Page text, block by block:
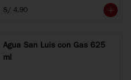
S/ 4.90
Agua San Luis con Gas 625
ml